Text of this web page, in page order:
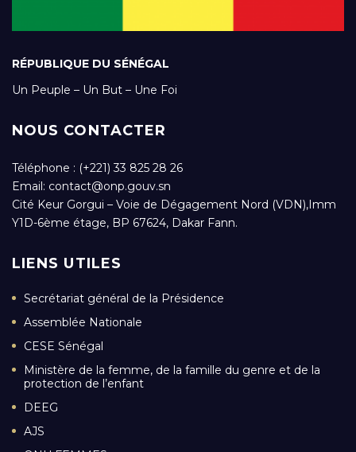
RÉPUBLIQUE DU SÉNÉGAL
Un Peuple – Un But – Une Foi
NOUS CONTACTER
Téléphone : (+221) 33 825 28 26
Email: contact@onp.gouv.sn
Cité Keur Gorgui – Voie de Dégagement Nord (VDN),Imm
Y1D-6ème étage, BP 67624, Dakar Fann.
LIENS UTILES
Secrétariat général de la Présidence
Assemblée Nationale
CESE Sénégal
Ministère de la femme, de la famille du genre et de la
protection de l’enfant
DEEG
AJS